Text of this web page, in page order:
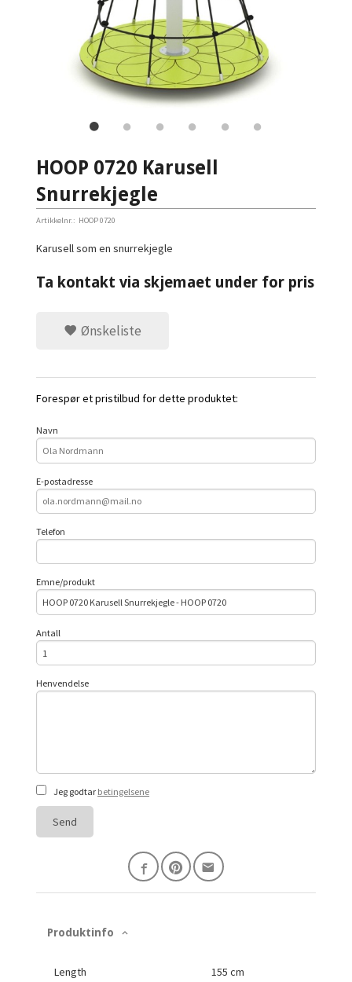
HOOP 0720 Karusell
Snurrekjegle
Artikkelnr.: HOOP 0720
Karusell som en snurrekjegle
Ta kontakt via skjemaet under for pris
Ønskeliste
Forespør et pristilbud for dette produktet:
Navn
E-postadresse
Telefon
Emne/produkt
Antall
Henvendelse
Jeg godtar betingelsene
Send
Produktinfo
Length 155 cm